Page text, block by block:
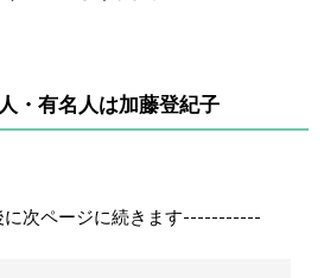
・有名人は加藤登紀子
次ページに続きます-----------